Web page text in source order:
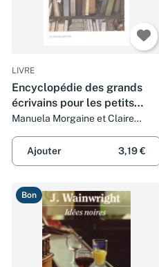
LIVRE
Encyclopédie des grands
écrivains pour les petits
lecteurs : Buvard et Ricochet
Manuela Morgaine et Claire
Ajouter
3,19 €
Bon